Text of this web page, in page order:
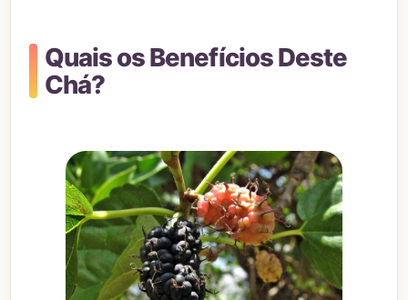
Quais os Benefícios Deste
Chá?